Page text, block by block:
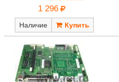
1 296
Наличие